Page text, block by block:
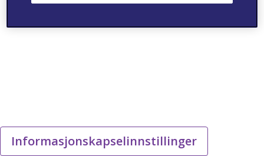
Informasjonskapselinnstillinger